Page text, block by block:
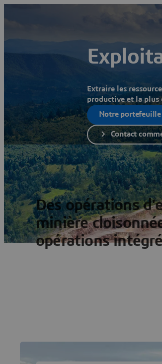
Extraire les
productive et la plus
Notre
Contact
Des opérations
minière
opérations